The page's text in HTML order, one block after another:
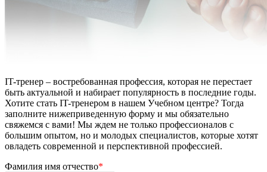
IT-тренер – востребованная профессия, которая не перестает
быть актуальной и набирает популярность в последние годы.
Хотите стать IT-тренером в нашем Учебном центре? Тогда
заполните нижеприведенную форму и мы обязательно
свяжемся с вами! Мы ждем не только профессионалов с
большим опытом, но и молодых специалистов, которые хотят
овладеть современной и перспективной профессией.
Фамилия имя отчество*